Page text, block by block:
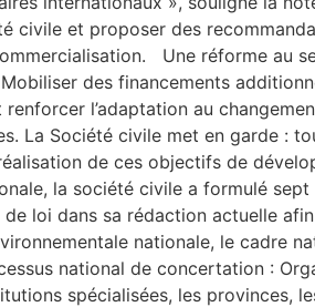
civile et proposer des
Une réforme au
des financements
l’adaptation au
La Société civile met en garde :
de ces objectifs de
la société civile a formulé
loi dans sa rédaction actuelle
nationale, le cadre
national de concertation :
spécialisées, les provinces,